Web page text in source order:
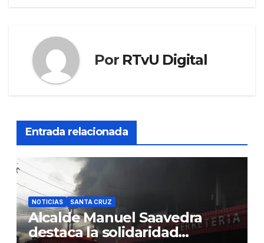
Por RTvU Digital
Entrada relacionada
NOTICIAS SANTA CRUZ
Alcalde Manuel Saavedra
destaca la solidaridad